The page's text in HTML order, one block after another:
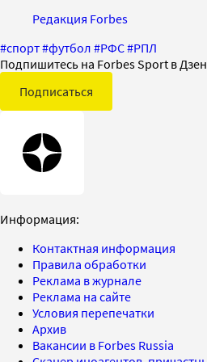
Редакция Forbes
#спорт#футбол #РФС#РПЛ
Подпишитесь на Forbes Sport в Дзен
Подписаться
Информация:
Контактная информация
Правила обработки
Реклама в журнале
Реклама на сайте
Условия перепечатки
Архив
Вакансии в Forbes Russia